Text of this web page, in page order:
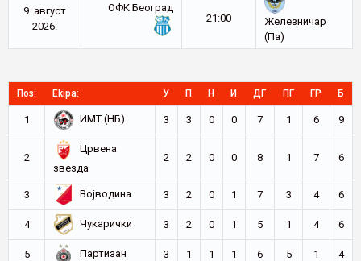
9. август
2026.
ОФК Београд
21:00
Железничар
(Па)
Поз: Ekipa: У П Н И ДГ ПГ ГР Б
1 ИМТ (НБ) 3 3 0 0 7 1 6 9
2
Црвена
звезда
2 2 0 0 8 1 7 6
3 Војводина 3 2 0 1 7 3 4 6
4 Чукарички 3 2 0 1 5 1 4 6
5 Партизан 3 1 1 1 6 5 1 4